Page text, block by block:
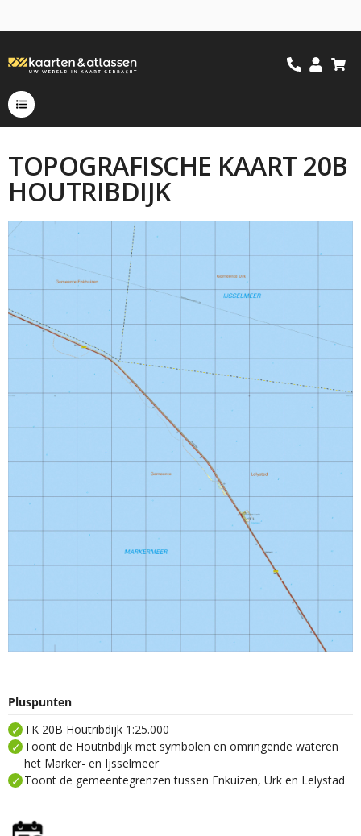
TOPOGRAFISCHE KAART 20B
HOUTRIBDIJK
Pluspunten
TK 20B Houtribdijk 1:25.000
Toont de Houtribdijk met symbolen en omringende wateren
het Marker- en Ijsselmeer
Toont de gemeentegrenzen tussen Enkuizen, Urk en Lelystad